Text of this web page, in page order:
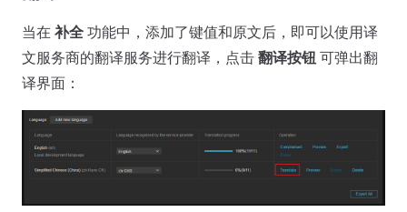
当在 补全 功能中，添加了键值和原文后，即可以使用译
文服务商的翻译服务进行翻译，点击 翻译按钮 可弹出翻
译界面：